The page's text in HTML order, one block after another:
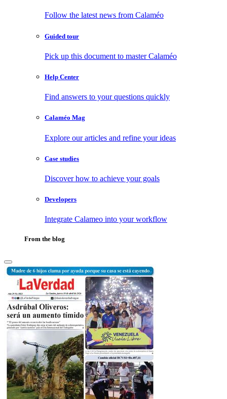
Follow the latest news from Calaméo
Guided tour
Pick up this document to master Calaméo
Help Center
Find answers to your questions quickly
Calaméo Mag
Explore our articles and refine your ideas
Case studies
Discover how to achieve your goals
Developers
Integrate Calameo into your workflow
From the blog